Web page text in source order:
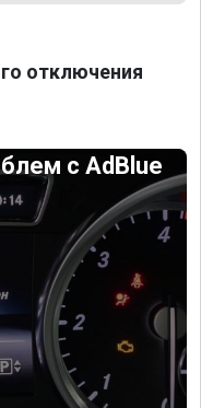
отключения
с AdBlue